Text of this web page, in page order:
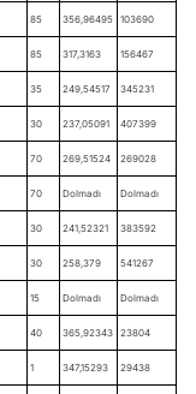
85 356,96495 103690
85 317,3163 156467
35 249,54517 345231
30 237,05091 407399
70 269,51524 269028
70 Dolmadı Dolmadı
30 241,52321 383592
30 258,379 541267
15 Dolmadı Dolmadı
40 365,92343 23804
1 347,15293 29438